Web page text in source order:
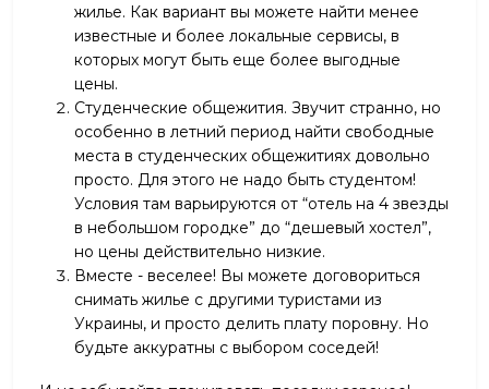
жилье. Как вариант вы можете найти менее
известные и более локальные сервисы, в
которых могут быть еще более выгодные
цены.
Студенческие общежития. Звучит странно, но
особенно в летний период найти свободные
места в студенческих общежитиях довольно
просто. Для этого не надо быть студентом!
Условия там варьируются от “отель на 4 звезды
в небольшом городке” до “дешевый хостел”,
но цены действительно низкие.
Вместе - веселее! Вы можете договориться
снимать жилье с другими туристами из
Украины, и просто делить плату поровну. Но
будьте аккуратны с выбором соседей!